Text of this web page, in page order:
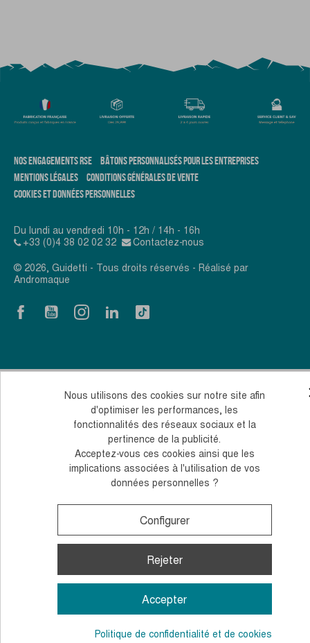
NOS ENGAGEMENTS RSE
BÂTONS PERSONNALISÉS POUR LES ENTREPRISES
MENTIONS LÉGALES
CONDITIONS GÉNÉRALES DE VENTE
COOKIES ET DONNÉES PERSONNELLES
Du lundi au vendredi 10h - 12h / 14h - 16h
+33 (0)4 38 02 02 32
Contactez-nous
© 2026, Guidetti - Tous droits réservés - Réalisé par
Andromaque
Nous utilisons des cookies sur notre site afin
d'optimiser les performances, les
fonctionnalités des réseaux sociaux et la
pertinence de la publicité.
Acceptez-vous ces cookies ainsi que les
implications associées à l'utilisation de vos
données personnelles ?
Configurer
Rejeter
Accepter
Politique de confidentialité et de cookies